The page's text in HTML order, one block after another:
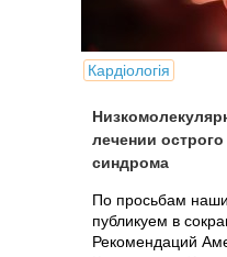
Кардіологія
лечении
синдрома
По просьбам
публикуем в
Рекомендаций